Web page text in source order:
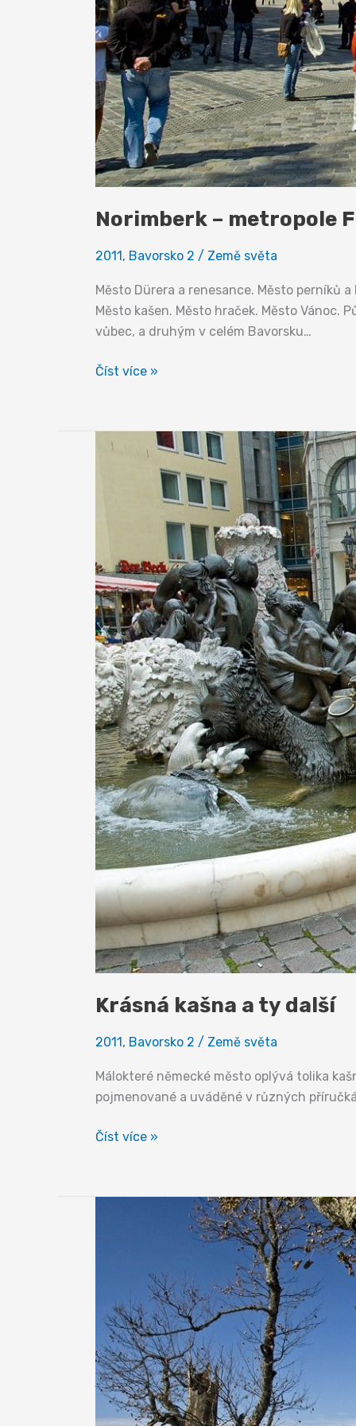
Norimberk – metropole
2011, Bavorsko 2 / Země světa
Město Dürera a renesance. Město perníků
Město kašen. Město hraček. Město
vůbec, a druhým v celém Bavorsku…
Norimberk
Franků
Číst více »
Krásná kašna a ty další
2011 , Bavorsko 2 / Země světa
Málokteré německé město oplývá tolika
pojmenované a uváděné v různých
Krásná
ty
Číst více »